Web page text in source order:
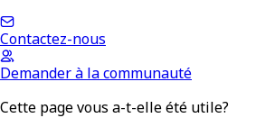
Contactez-nous
Demander à la communauté
Cette page vous a-t-elle été utile?